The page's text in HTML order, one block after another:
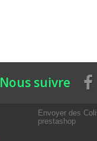
Nous suivre
Envoyer des
prestashop